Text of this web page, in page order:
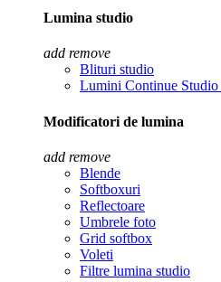
Lumina studio
add remove
Blituri studio
Lumini Continue
Modificatori de lumina
add remove
Blende
Softboxuri
Reflectoare
Umbrele foto
Grid softbox
Voleti
Filtre lumina studio